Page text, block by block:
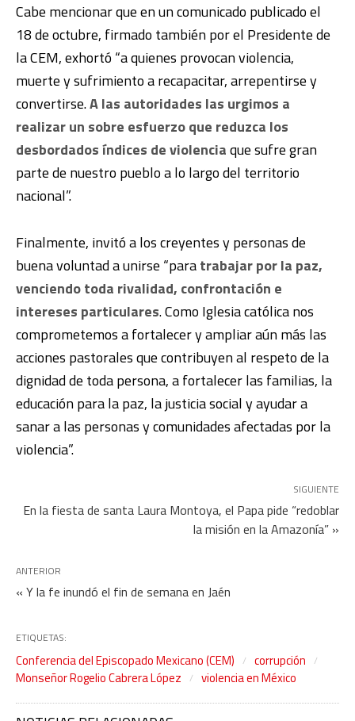
Cabe mencionar que en un comunicado publicado el
18 de octubre, firmado también por el Presidente de
la CEM, exhortó “a quienes provocan violencia,
muerte y sufrimiento a recapacitar, arrepentirse y
convertirse.A las autoridades las urgimos a
realizar un sobre esfuerzo que reduzca los
desbordados índices de violenciaque sufre gran
parte de nuestro pueblo a lo largo del territorio
nacional”.
Finalmente, invitó a los creyentes y personas de
buena voluntad a unirse “paratrabajar por la paz,
venciendo toda rivalidad, confrontación e
intereses particulares. Como Iglesia católica nos
comprometemos a fortalecer y ampliar aún más las
acciones pastorales que contribuyen al respeto de la
dignidad de toda persona, a fortalecer las familias, la
educación para la paz, la justicia social y ayudar a
sanar a las personas y comunidades afectadas por la
violencia”.
SIGUIENTE
En la fiesta de santa Laura Montoya, el Papa pide “redoblar
la misión en la Amazonía” »
ANTERIOR
« Y la fe inundó el fin de semana en Jaén
ETIQUETAS:
Conferencia del Episcopado Mexicano (CEM)
corrupción
Monseñor Rogelio Cabrera López
violencia en México